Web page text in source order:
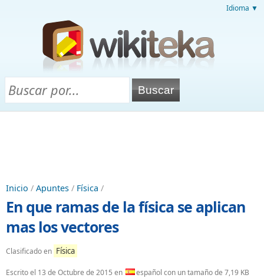
Idioma ▼
Inicio / Apuntes / Física /
En que ramas de la física se aplican
mas los vectores
Clasificado en Física
Escrito el 13 de Octubre de 2015 en español con un tamaño de 7,19 KB